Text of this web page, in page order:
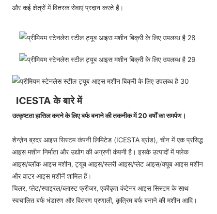
और कई क्षेत्रों में वितरक सेवाएं प्रदान करते हैं।
ICESTA के बारे में
उत्कृष्टता हासिल करने के लिए बर्फ बनाने की तकनीक में 20 वर्षों का समर्पण।
शेन्ज़ेन ब्रदर आइस सिस्टम कंपनी लिमिटेड (ICESTA ब्रांड), चीन में एक प्रसिद्ध
आइस मशीन निर्माता और उद्योग की अग्रणी कंपनी है। इसके उत्पादों में फ्लेक
आइस/ब्लॉक आइस मशीन, ट्यूब आइस/स्लरी आइस/प्लेट आइस/क्यूब आइस मशीन
और वाटर आइस मशीनें शामिल हैं।
चिलर, प्लेट/स्पाइरल/ब्लास्ट फ्रीजर, एकीकृत कंटेनर आइस सिस्टम के साथ
स्वचालित बर्फ भंडारण और वितरण प्रणाली, कृत्रिम बर्फ बनाने की मशीन आदि।